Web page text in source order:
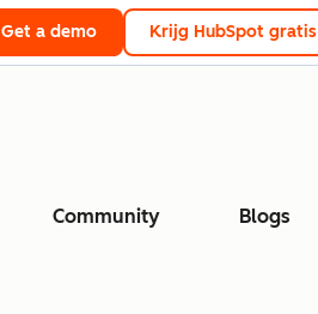
Get a demo Krijg HubSpot gratis
Community Blogs